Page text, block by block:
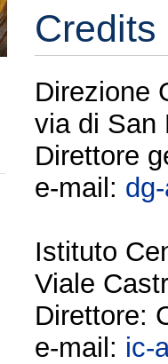
Credits
Direzione
via di San
Direttore
e-mail:
Istituto
Viale
Direttore:
e-mail: ic-